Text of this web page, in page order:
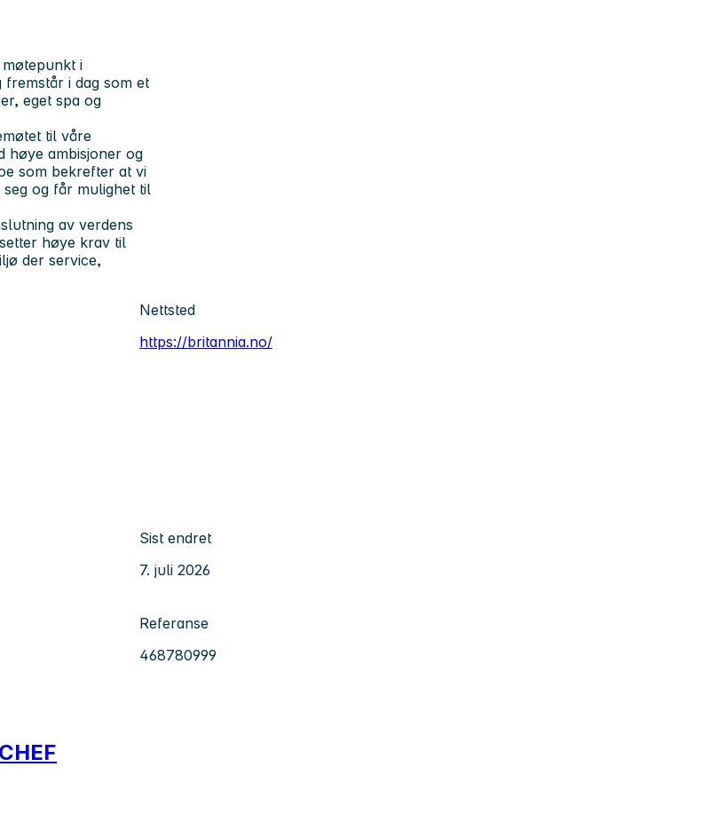
i
fremstår i dag som et
eget spa og
til våre
høye ambisjoner og
som bekrefter at vi
og får mulighet til
av verdens
høye krav til
der service,
Nettsted
https://britannia.no/
Sist endret
7. juli 2026
Referanse
468780999